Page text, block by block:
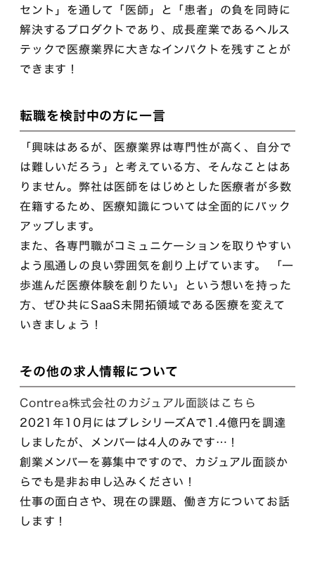
セント」を通して「医師」と「患者」の負を同時に
解決するプロダクトであり、成長産業であるヘルス
テックで医療業界に大きなインパクトを残すことが
できます！
転職を検討中の方に一言
「興味はあるが、医療業界は専門性が高く、自分で
は難しいだろう」と考えている方、そんなことはあ
りません。弊社は医師をはじめとした医療者が多数
在籍するため、医療知識については全面的にバック
アップします。
また、各専門職がコミュニケーションを取りやすい
よう風通しの良い雰囲気を創り上げています。 「一
歩進んだ医療体験を創りたい」という想いを持った
方、ぜひ共にSaaS未開拓領域である医療を変えて
いきましょう！
その他の求人情報について
Contrea株式会社のカジュアル面談はこちら
2021年10月にはプレシリーズAで1.4億円を調達
しましたが、メンバーは4人のみです…！
創業メンバーを募集中ですので、カジュアル面談か
らでも是非お申し込みください！
仕事の面白さや、現在の課題、働き方についてお話
します！